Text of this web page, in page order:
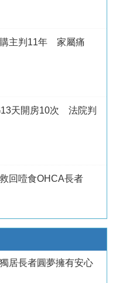
主判11年 家屬痛
天開房10次 法院判
回噎食OHCA長者
居長者圓夢擁有安心